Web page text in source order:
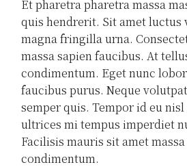
Et pharetra pharetra massa
quis hendrerit. Sit amet luctus
magna fringilla urna.
massa sapien faucibus. At
condimentum. Eget nunc
faucibus purus. Neque
semper quis. Tempor id eu
ultrices mi tempus imperdiet
Facilisis mauris sit amet
condimentum.